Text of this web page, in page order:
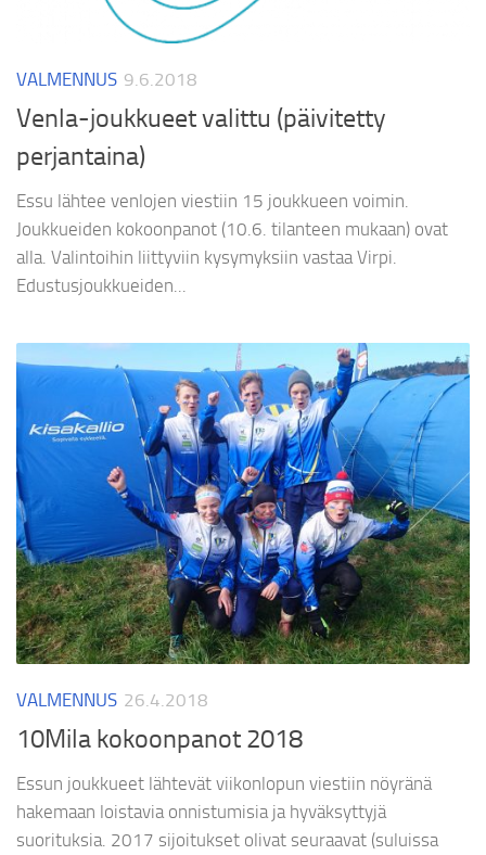
VALMENNUS 9.6.2018
Venla-joukkueet valittu (päivitetty
perjantaina)
Essu lähtee venlojen viestiin 15 joukkueen voimin.
Joukkueiden kokoonpanot (10.6. tilanteen mukaan) ovat
alla. Valintoihin liittyviin kysymyksiin vastaa Virpi.
Edustusjoukkueiden...
VALMENNUS 26.4.2018
10Mila kokoonpanot 2018
Essun joukkueet lähtevät viikonlopun viestiin nöyränä
hakemaan loistavia onnistumisia ja hyväksyttyjä
suorituksia. 2017 sijoitukset olivat seuraavat (suluissa